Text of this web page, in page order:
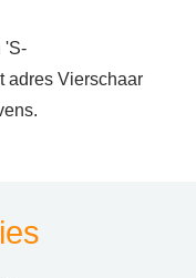
'S-
adres Vierschaar